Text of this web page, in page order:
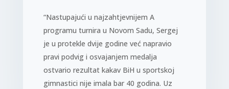
“Nastupajući u najzahtjevnijem A
programu turnira u Novom Sadu, Sergej
je u protekle dvije godine već napravio
pravi podvig i osvajanjem medalja
ostvario rezultat kakav BiH u sportskoj
gimnastici nije imala bar 40 godina. Uz